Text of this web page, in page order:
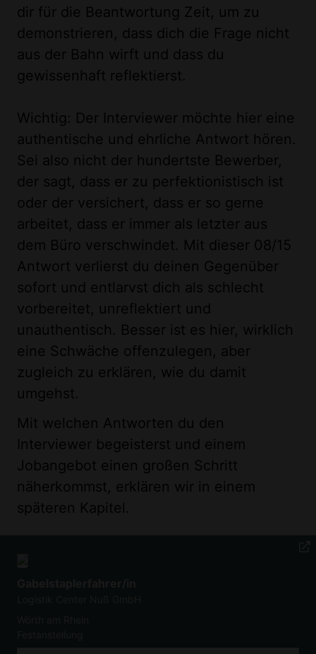
dir für die Beantwortung Zeit, um zu
demonstrieren, dass dich die Frage nicht
aus der Bahn wirft und dass du
gewissenhaft reflektierst.
Wichtig: Der Interviewer möchte hier eine
authentische und ehrliche Antwort hören.
Sei also nicht der hundertste Bewerber,
der sagt, dass er zu perfektionistisch ist
oder der versichert, dass er so gerne
arbeitet, dass er immer als letzter aus
dem Büro verschwindet. Mit dieser 08/15
Antwort verlierst du deinen Gegenüber
sofort und entlarvst dich als schlecht
vorbereitet, unreflektiert und
unauthentisch. Besser ist es hier, wirklich
eine Schwäche offenzulegen, aber
zugleich zu erklären, wie du damit
umgehst.
Mit welchen Antworten du den
Interviewer begeisterst und einem
Jobangebot einen großen Schritt
näherkommst, erklären wir in einem
späteren Kapitel.